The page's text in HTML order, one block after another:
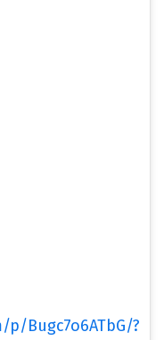
Bugc7o6ATbG/?